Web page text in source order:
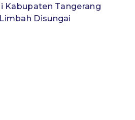
Kabupaten Tangerang
Disungai